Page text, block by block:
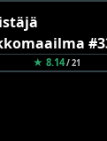
★ 8.14/ 21